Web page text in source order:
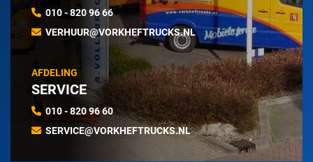
010 - 820 96 66
VERHUUR@VORKHEFTRUCKS.NL
AFDELING
SERVICE
010 - 820 96 60
SERVICE@VORKHEFTRUCKS.NL